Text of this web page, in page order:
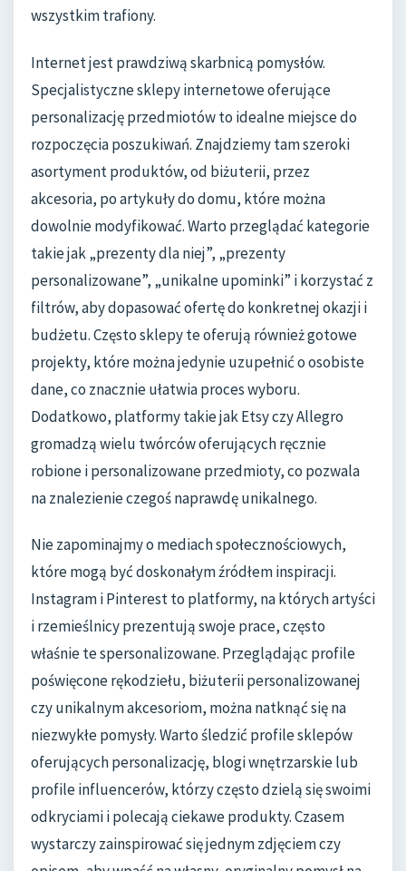
wszystkim trafiony.
Internet jest prawdziwą skarbnicą pomysłów.
Specjalistyczne sklepy internetowe oferujące
personalizację przedmiotów to idealne miejsce do
rozpoczęcia poszukiwań. Znajdziemy tam szeroki
asortyment produktów, od biżuterii, przez
akcesoria, po artykuły do domu, które można
dowolnie modyfikować. Warto przeglądać kategorie
takie jak „prezenty dla niej”, „prezenty
personalizowane”, „unikalne upominki” i korzystać z
filtrów, aby dopasować ofertę do konkretnej okazji i
budżetu. Często sklepy te oferują również gotowe
projekty, które można jedynie uzupełnić o osobiste
dane, co znacznie ułatwia proces wyboru.
Dodatkowo, platformy takie jak Etsy czy Allegro
gromadzą wielu twórców oferujących ręcznie
robione i personalizowane przedmioty, co pozwala
na znalezienie czegoś naprawdę unikalnego.
Nie zapominajmy o mediach społecznościowych,
które mogą być doskonałym źródłem inspiracji.
Instagram i Pinterest to platformy, na których artyści
i rzemieślnicy prezentują swoje prace, często
właśnie te spersonalizowane. Przeglądając profile
poświęcone rękodziełu, biżuterii personalizowanej
czy unikalnym akcesoriom, można natknąć się na
niezwykłe pomysły. Warto śledzić profile sklepów
oferujących personalizację, blogi wnętrzarskie lub
profile influencerów, którzy często dzielą się swoimi
odkryciami i polecają ciekawe produkty. Czasem
wystarczy zainspirować się jednym zdjęciem czy